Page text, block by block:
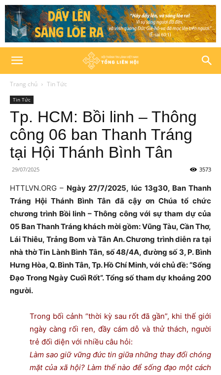
Trang chủ Tin Tức
Tin Tức
Tp. HCM: Bồi linh – Thông
công 06 ban Thanh Tráng
tại Hội Thánh Bình Tân
29/07/2025 3573
HTTLVN.ORG – Ngày 27/7/2025, lúc 13g30, Ban Thanh
Tráng Hội Thánh Bình Tân đã cậy ơn Chúa tổ chức
chương trình Bồi linh – Thông công với sự tham dự của
05 Ban Thanh Tráng khách mời gồm: Vũng Tàu, Cần Thơ,
Lái Thiêu, Trảng Bom và Tân An. Chương trình diễn ra tại
nhà thờ Tin Lành Bình Tân, số 48/4A, đường số 3, P. Bình
Hưng Hòa, Q. Bình Tân, Tp. Hồ Chí Minh, với chủ đề: “Sống
Đạo Trong Ngày Cuối Rốt”. Tổng số tham dự khoảng 200
người.
Trong bối cảnh “thời kỳ sau rốt đã gần”, khi thế giới
ngày càng rối ren, đầy cám dỗ và thử thách, người
trẻ đối diện với nhiều câu hỏi:
Làm sao giữ vững đức tin giữa những thay đổi chóng
mặt của xã hội? Làm thế nào để sống đạo một cách